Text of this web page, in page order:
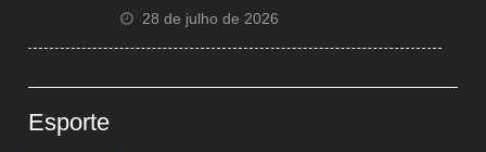
28 de julho de 2026
Esporte